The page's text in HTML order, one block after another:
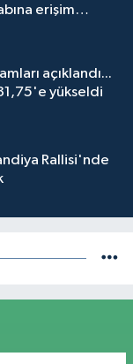
erişim
açıklandı...
yükseldi
Rallisi'nde